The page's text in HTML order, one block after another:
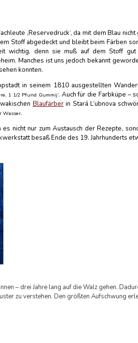
‚Reservedruck‘, da mit dem Blau
Stoff abgedeckt und bleibt beim Färben
denn sie muß auf dem Stoff gut
Manches ist uns jedoch bekannt
konnten.
in seinem 1810 ausgestellten
1 1/2 Pfund Gummij‘. Auch für die Farbküpe –
Blaufärberin Stará L’ubnova
Wasser.
nicht nur zum Austausch der Rezepte,
besaß Ende des 19. Jahrhunderts
– drei Jahre lang auf die Walz gehen.
zu verstehen. Den größten Aufschwung